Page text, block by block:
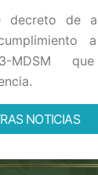
decreto de
MDSM
NOTICIAS